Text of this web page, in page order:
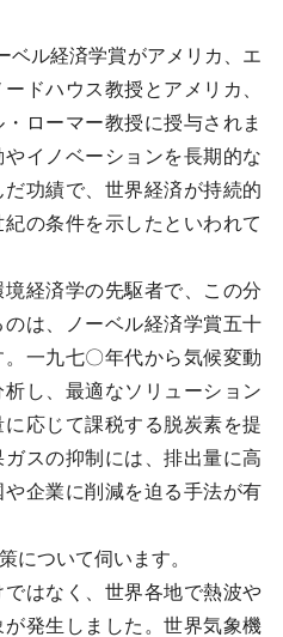
ル経済学賞がアメリカ、エ
ドハウス教授とアメリカ、
ローマー教授に授与されま
イノベーションを長期的な
功績で、世界経済が持続的
の条件を示したといわれて
経済学の先駆者で、この分
は、ノーベル経済学賞五十
一九七〇年代から気候変動
し、最適なソリューション
応じて課税する脱炭素を提
スの抑制には、排出量に高
企業に削減を迫る手法が有
について伺います。
はなく、世界各地で熱波や
発生しました。世界気象機